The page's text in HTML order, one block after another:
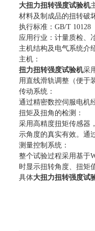
大扭力扭转强度试验机
材料及制成品的扭转破
执行标准： GB/T 10128
应用行业：计量质检、
主机结构及电气系统介
主机：
扭力扭转强度试验机采
用直线滑轨调整（便于
传动系统：
通过精密数控伺服电机
扭矩及扭角的检测：
采用高精度扭矩传感器
示角度的真实有效。通
测量控制系统：
整个试验过程采用基于
时显示扭转角度、扭矩
具体大扭力扭转强度试